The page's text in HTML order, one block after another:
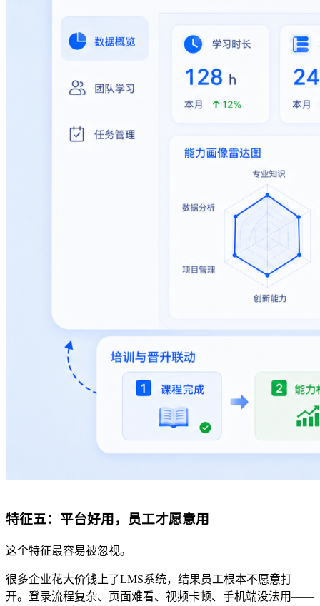
特征五：平台好用，员工才愿意用
这个特征最容易被忽视。
很多企业花大价钱上了LMS系统，结果员工根本不愿意打
开。登录流程复杂、页面难看、视频卡顿、手机端没法用——